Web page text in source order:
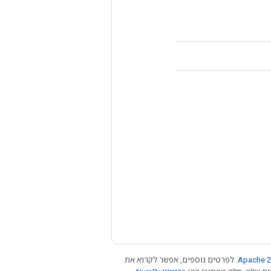
Apache . לפרטים נוספים, אפשר לקרוא את